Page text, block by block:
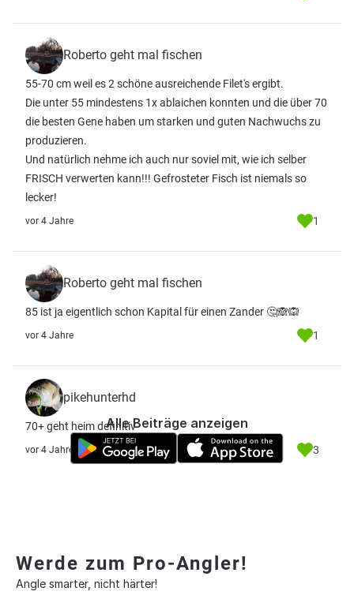
Roberto geht mal fischen
55-70 cm weil es 2 schöne ausreichende Filet's ergibt.
Die unter 55 mindestens 1x ablaichen konnten und die über 70
die besten Gene haben um starken und guten Nachwuchs zu
produzieren.
Und natürlich nehme ich auch nur soviel mit, wie ich selber
FRISCH verwerten kann!!! Gefrosteter Fisch ist niemals so
lecker!
vor 4 Jahre 1
Roberto geht mal fischen
85 ist ja eigentlich schon Kapital für einen Zander 🤔🙈🙉
vor 4 Jahre 1
pikehunterhd
70+ geht heim definitiv
vor 4 Jahre 3
Alle Beiträge anzeigen
Werde zum Pro-Angler!
Angle smarter, nicht härter!